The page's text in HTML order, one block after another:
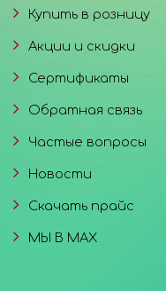
Купить в розницу
Акции и скидки
Сертификаты
Обратная связь
Частые вопросы
Новости
Скачать прайс
МЫ В MAX